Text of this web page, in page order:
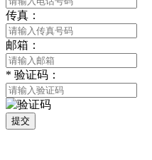
传真：
邮箱：
* 验证码：
提交